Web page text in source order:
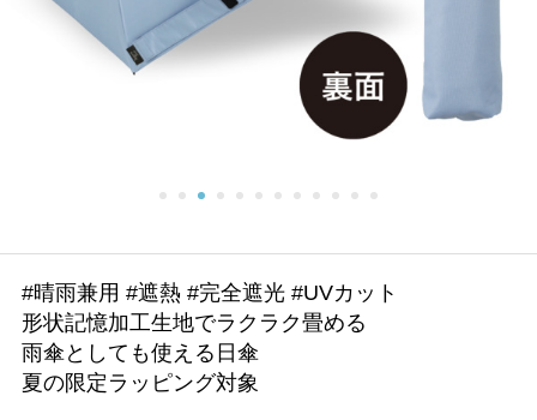
#晴雨兼用 #遮熱 #完全遮光 #UVカット
形状記憶加工生地でラクラク畳める
雨傘としても使える日傘
夏の限定ラッピング対象